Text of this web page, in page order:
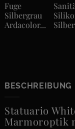
Fuge
Silbergrau
Ardacolor...
BESCHREIBUNG
Statuario
Marmoroptik